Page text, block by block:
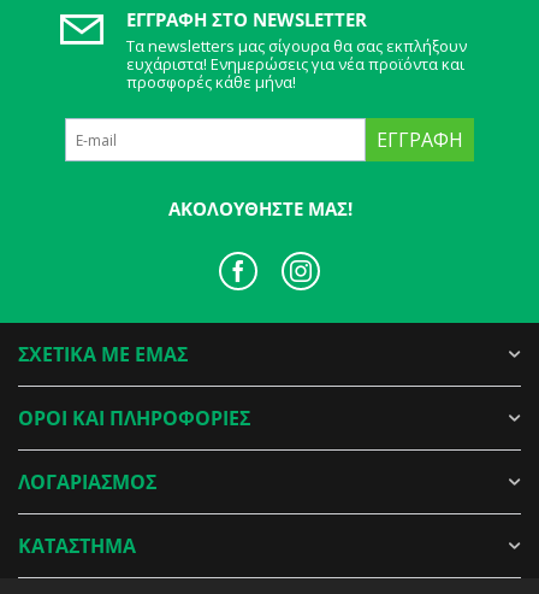
ΕΓΓΡΑΦΉ ΣΤΟ NEWSLETTER
Τα newsletters μας σίγουρα θα σας εκπλήξουν
ευχάριστα! Ενημερώσεις για νέα προϊόντα και
προσφορές κάθε μήνα!
ΕΓΓΡΑΦΉ
ΑΚΟΛΟΥΘΉΣΤΕ ΜΑΣ!
ΣΧΕΤΙΚΑ ΜΕ ΕΜΑΣ
ΟΡΟΙ ΚΑΙ ΠΛΗΡΟΦΟΡΙΕΣ
ΛΟΓΑΡΙΑΣΜΟΣ
ΚΑΤΑΣΤΗΜΑ